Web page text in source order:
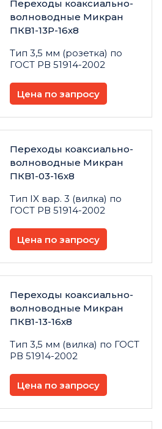
Переходы коаксиально-
волноводные Микран
ПКВ1-13Р-16х8
Тип 3,5 мм (розетка) по
ГОСТ РВ 51914-2002
Цена по запросу
Переходы коаксиально-
волноводные Микран
ПКВ1-03-16х8
Тип IX вар. 3 (вилка) по
ГОСТ РВ 51914-2002
Цена по запросу
Переходы коаксиально-
волноводные Микран
ПКВ1-13-16х8
Тип 3,5 мм (вилка) по ГОСТ
РВ 51914-2002
Цена по запросу